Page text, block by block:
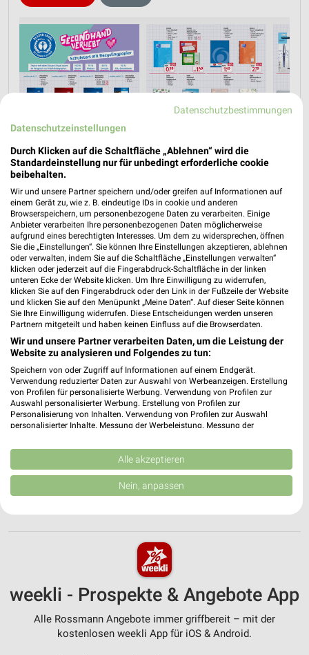
Jetzt alle "Schulanfang" Themen entdecken!
Angebote-Kalender für Rossmann in
Großenlüder und Umgebung
03Mo 04Di 05Mi 06Do 07 Fr
MEHR PROSPEKTE
weekli - Prospekte & Angebote App
Alle Rossmann Angebote immer griffbereit – mit der
kostenlosen weekli App für iOS & Android.
Datenschutzbestimmungen
Datenschutzeinstellungen
Durch Klicken auf die Schaltfläche „Ablehnen“ wird die
Standardeinstellung nur für unbedingt erforderliche cookie
beibehalten.
Wir und unsere Partner speichern und/oder greifen auf Informationen auf
einem Gerät zu, wie z. B. eindeutige IDs in cookie und anderen
Browserspeichern, um personenbezogene Daten zu verarbeiten. Einige
Anbieter verarbeiten Ihre personenbezogenen Daten möglicherweise
aufgrund eines berechtigten Interesses. Um dem zu widersprechen, öffnen
Sie die „Einstellungen“. Sie können Ihre Einstellungen akzeptieren, ablehnen
oder verwalten, indem Sie auf die Schaltfläche „Einstellungen verwalten“
klicken oder jederzeit auf die Fingerabdruck-Schaltfläche in der linken
unteren Ecke der Website klicken. Um Ihre Einwilligung zu widerrufen,
klicken Sie auf den Fingerabdruck oder den Link in der Fußzeile der Website
und klicken Sie auf den Menüpunkt „Meine Daten“. Auf dieser Seite können
Sie Ihre Einwilligung widerrufen. Diese Entscheidungen werden unseren
Partnern mitgeteilt und haben keinen Einfluss auf die Browserdaten.
Wir und unsere Partner verarbeiten Daten, um die Leistung der
Website zu analysieren und Folgendes zu tun:
Speichern von oder Zugriff auf Informationen auf einem Endgerät.
Verwendung reduzierter Daten zur Auswahl von Werbeanzeigen. Erstellung
von Profilen für personalisierte Werbung. Verwendung von Profilen zur
Auswahl personalisierter Werbung. Erstellung von Profilen zur
Personalisierung von Inhalten. Verwendung von Profilen zur Auswahl
personalisierter Inhalte. Messung der Werbeleistung. Messung der
Kombinationen von Daten aus verschiedenen Quellen. Entwicklung und
Verbesserung der Angebote. Verwendung reduzierter Daten zur Auswahl
von Inhalten.
Daten können außerhalb der Europäischen Union weitergegeben und in die
Website/App.
Wir nutzen Ihre Daten für folgende Zwecke:
Speichern von oder Zugriff auf Informationen
auf einem Endgerät
Verwendung reduzierter Daten zur Auswahl von
Alle akzeptieren
Nein, anpassen